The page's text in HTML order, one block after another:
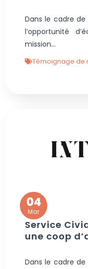
Dans le cadre de
l’opportunité
mission...
Témoignage de
04
Mar
Service
une coop
Dans le cadre de